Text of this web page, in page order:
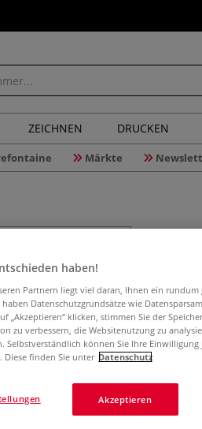
ZEICHNEN DRUCKEN
Märkte
sich
haben!
Partnern liegt viel daran, Ihnen ein rundum
Datenschutzgrundsätze wie
„Akzeptieren“ klicken, stimmen Sie der
zu verbessern, die Websitenutzung zu
Selbstverständlich können Sie Ihre Einwilligung
Diese finden Sie unter Datenschutz
Akzeptieren